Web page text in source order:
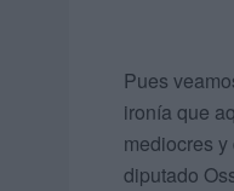
Pues
ironía que
mediocres
diputado